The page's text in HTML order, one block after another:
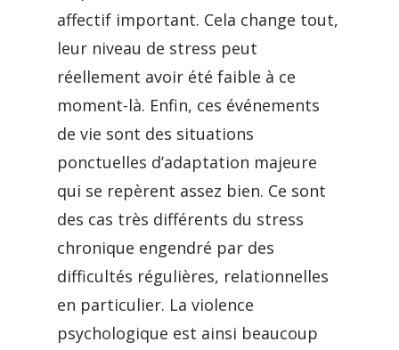
affectif important. Cela change tout,
leur niveau de stress peut
réellement avoir été faible à ce
moment-là. Enfin, ces événements
de vie sont des situations
ponctuelles d’adaptation majeure
qui se repèrent assez bien. Ce sont
des cas très différents du stress
chronique engendré par des
difficultés régulières, relationnelles
en particulier. La violence
psychologique est ainsi beaucoup